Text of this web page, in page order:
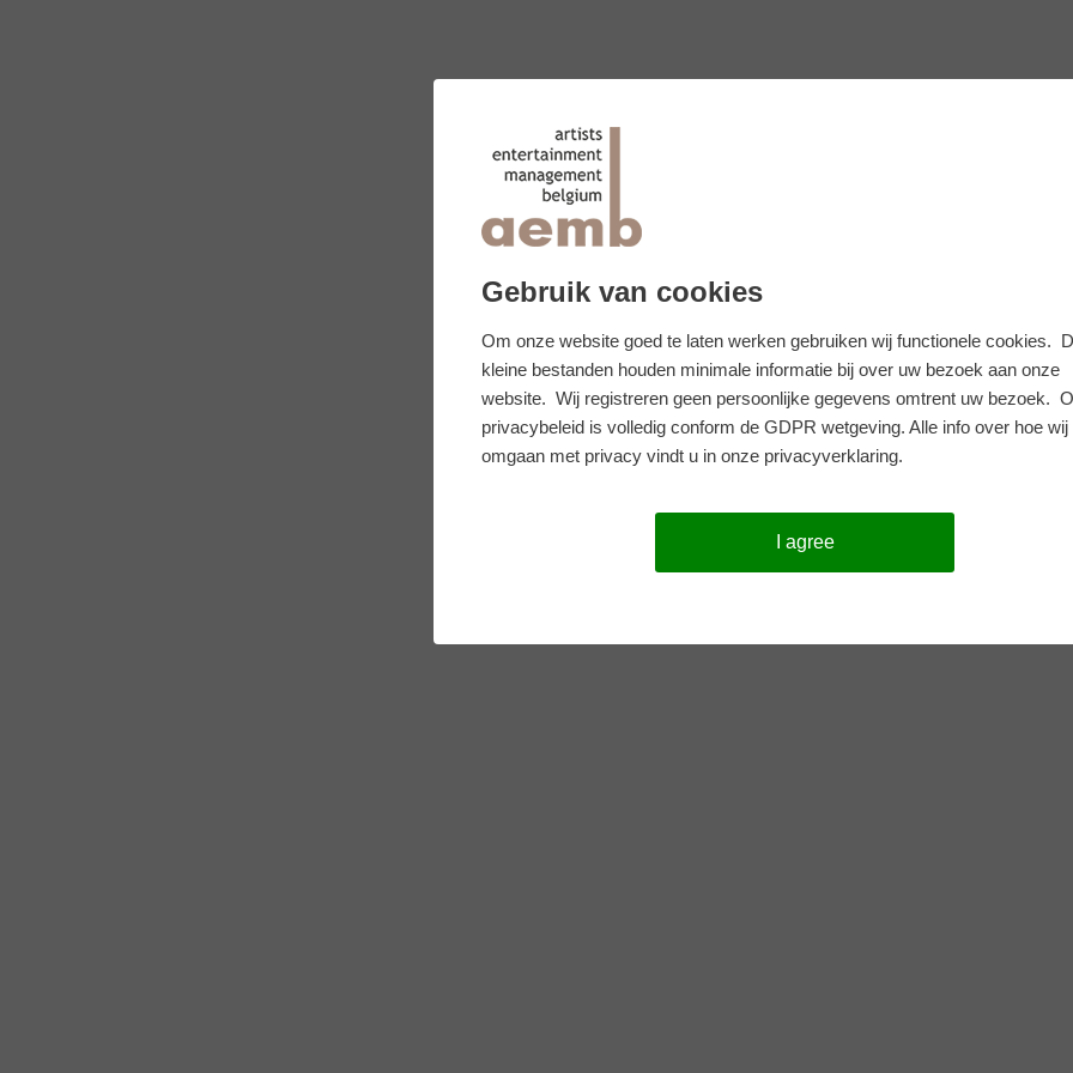
Gebruik van cookies
Om onze website goed te laten werken gebruiken wij functionele cookies.
kleine bestanden houden minimale informatie bij over uw bezoek aan onze
website. Wij registreren geen persoonlijke gegevens omtrent uw bezoek.
privacybeleid is volledig conform de GDPR wetgeving. Alle info over hoe wij
omgaan met privacy vindt u in onze privacyverklaring.